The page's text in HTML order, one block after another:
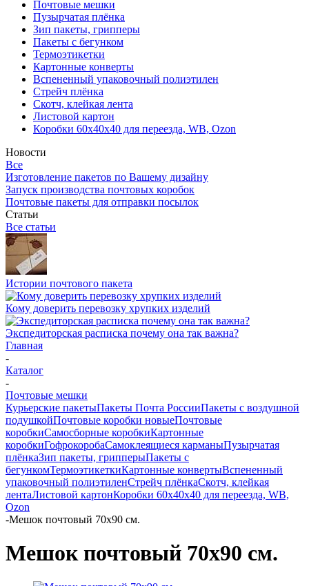
Почтовые мешки
Пузырчатая плёнка
Зип пакеты, грипперы
Пакеты с бегунком
Термоэтикетки
Картонные конверты
Вспененный упаковочный полиэтилен
Стрейч плёнка
Скотч, клейкая лента
Листовой картон
Коробки 60х40х40 для переезда, WB, Ozon
Новости
Все
Изготовление пакетов по Вашему дизайну
Запуск производства почтовых коробок
Почтовые пакеты для отправки посылок
Статьи
Все статьи
Истории почтового пакета
Кому доверить перевозку хрупких изделий
Экспедиторская расписка почему она так важна?
Главная
-
Каталог
-
Почтовые мешки
Курьерские пакетыПакеты Почта РоссииПакеты с воздушной
подушкойПочтовые коробки новыеПочтовые
коробкиСамосборные коробкиКартонные
коробкиГофрокоробаСамоклеящиеся карманыПузырчатая
плёнкаЗип пакеты, грипперыПакеты с
бегункомТермоэтикеткиКартонные конвертыВспененный
упаковочный полиэтиленСтрейч плёнкаСкотч, клейкая
лентаЛистовой картонКоробки 60х40х40 для переезда, WB,
Ozon
-Мешок почтовый 70х90 см.
Мешок почтовый 70х90 см.